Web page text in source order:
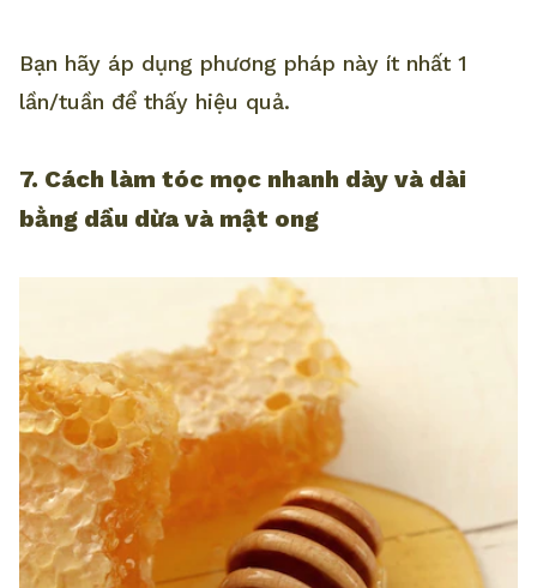
Bạn hãy áp dụng phương pháp này ít nhất 1
lần/tuần để thấy hiệu quả.
7. Cách làm tóc mọc nhanh dày và dài
bằng dầu dừa và mật ong